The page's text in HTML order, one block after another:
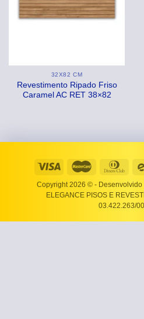
32X82 CM
Revestimento Ripado Friso
Caramel AC RET 38×82
Copyright 2026 © - Desenvolvido
ELEGANCE PISOS E
03.422.263/